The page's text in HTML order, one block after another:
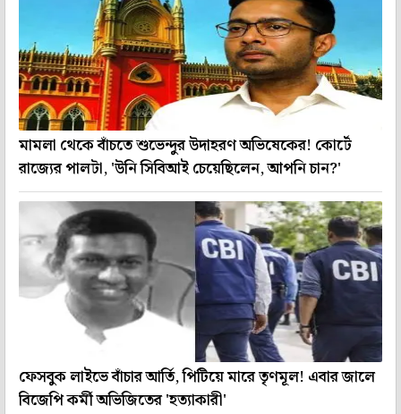
মামলা থেকে বাঁচতে শুভেন্দুর উদাহরণ অভিষেকের! কোর্টে
রাজ্যের পালটা, 'উনি সিবিআই চেয়েছিলেন, আপনি চান?'
ফেসবুক লাইভে বাঁচার আর্তি, পিটিয়ে মারে তৃণমূল! এবার জালে
বিজেপি কর্মী অভিজিতের 'হত্যাকারী'